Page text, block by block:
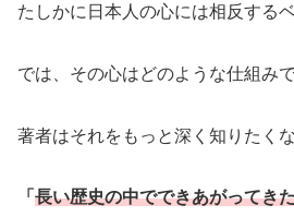
たしかに日本人の心には相反する
では、その心はどのような仕組み
著者はそれをもっと深く知りたくな
「 長い歴史の中でできあがってき